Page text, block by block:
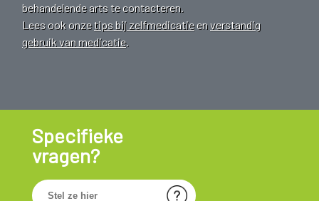
behandelende arts te contacteren.
Lees ook onzetips bij zelfmedicatieenverstandig
gebruik van medicatie.
Specifieke
vragen?